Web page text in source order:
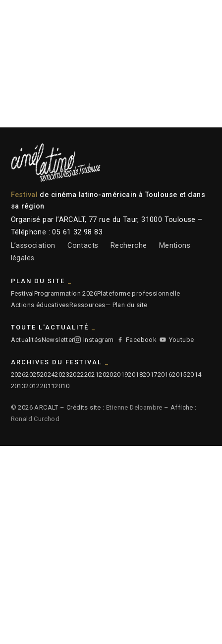
Festival
de cinéma latino-américain à Toulouse et dans
sa région
Organisé par l’ARCALT, 77 rue du Taur, 31000 Toulouse –
Téléphone : 05 61 32 98 83
L’association
Contacts Recherche
Mentions
légales
PLAN DU SITE
FestivalProgrammation 2026Plateforme professionnelle
Actions éducativesRessources— Plan du site
TOUTE L'ACTUALITÉ
ActualitésNewsletter Instagram Facebook Youtube
ARCHIVES DU FESTIVAL
2026202520242023202220212020201920182017201620152014
2013201220112010
© 2026 ARCALT – Crédits site : Etienne Delcambre – Affiche :
Ronald Curchod